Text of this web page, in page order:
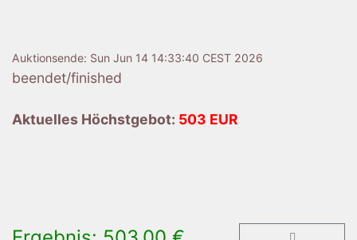
Auktionsende: Sun Jun 14 14:33:40 CEST 2026
beendet/finished
Aktuelles Höchstgebot: 503 EUR